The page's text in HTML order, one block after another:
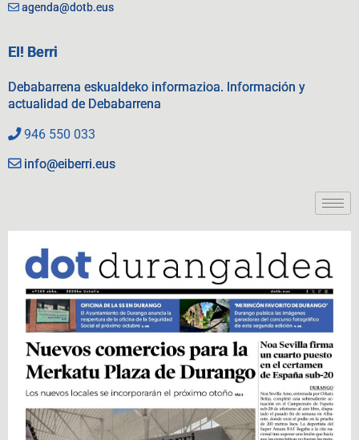
agenda@dotb.eus
EI! Berri
Debabarrena eskualdeko informazioa. Información y
actualidad de Debabarrena
946 550 033
info@eiberri.eus